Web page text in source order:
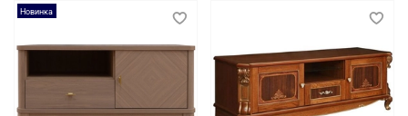
Новинка